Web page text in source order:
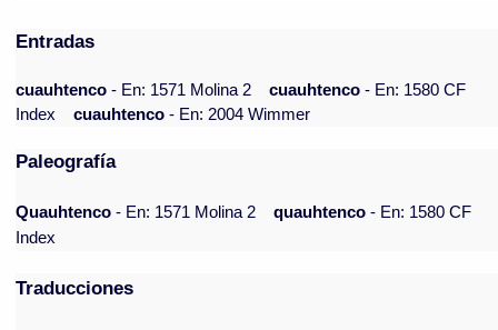
Entradas
cuauhtenco- En: 1571 Molina 2 cuauhtenco- En: 1580 CF
Index
cuauhtenco- En: 2004 Wimmer
Paleografía
Quauhtenco - En: 1571 Molina 2 quauhtenco - En: 1580 CF
Index
Traducciones